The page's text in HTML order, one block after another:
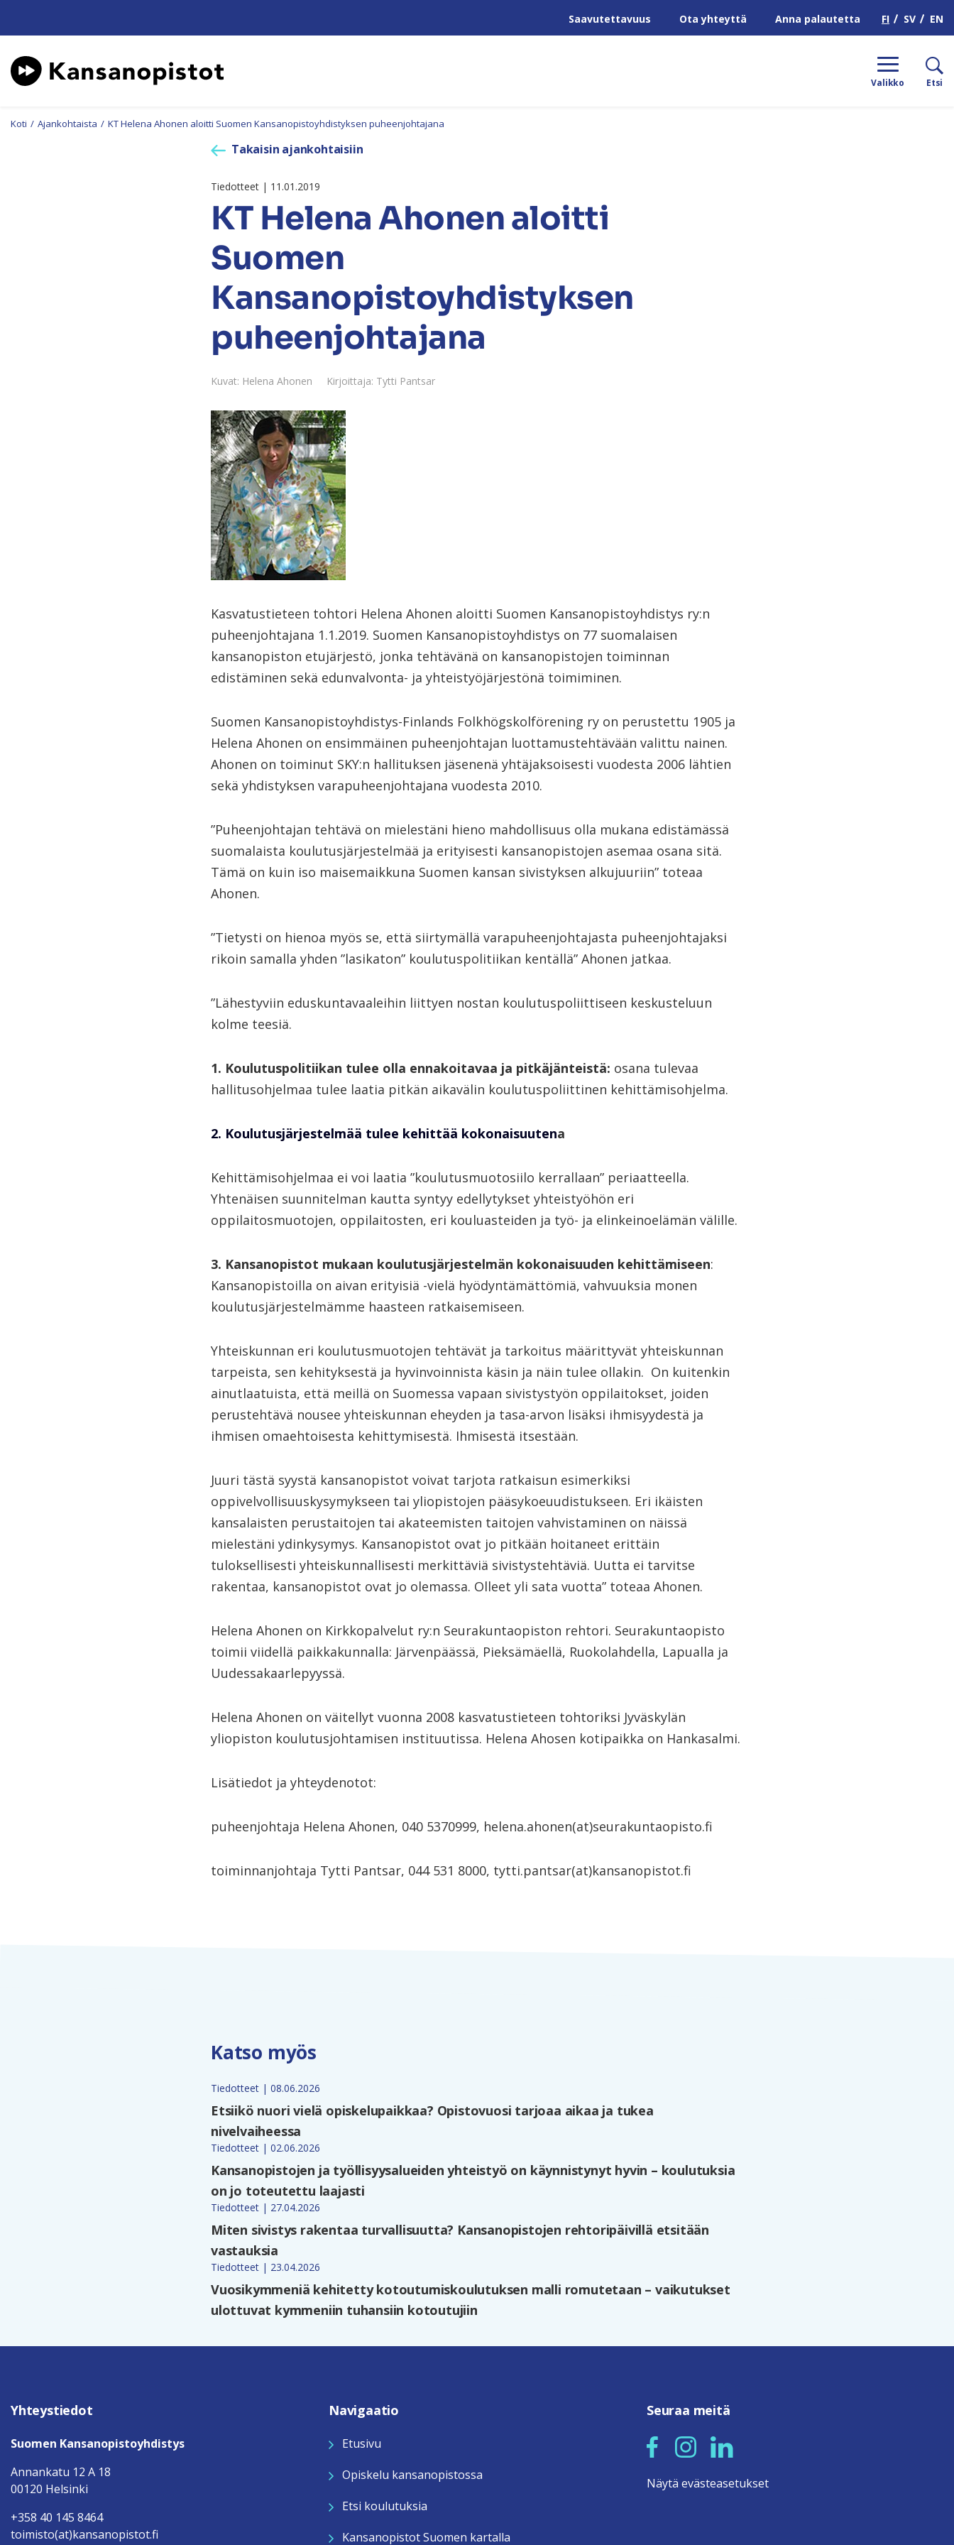
Saavutettavuus Ota yhteyttä Anna palautetta FI SV EN
Valikko Etsi
Koti / Ajankohtaista / KT Helena Ahonen aloitti Suomen Kansanopistoyhdistyksen puheenjohtajana
Takaisin ajankohtaisiin
Tiedotteet | 11.01.2019
KT Helena Ahonen aloitti
Suomen
Kansanopistoyhdistyksen
puheenjohtajana
Kuvat: Helena Ahonen Kirjoittaja: Tytti Pantsar
Kasvatustieteen tohtori Helena Ahonen aloitti Suomen Kansanopistoyhdistys ry:n
puheenjohtajana 1.1.2019. Suomen Kansanopistoyhdistys on 77 suomalaisen
kansanopiston etujärjestö, jonka tehtävänä on kansanopistojen toiminnan
edistäminen sekä edunvalvonta- ja yhteistyöjärjestönä toimiminen.
Suomen Kansanopistoyhdistys-Finlands Folkhögskolförening ry on perustettu 1905 ja
Helena Ahonen on ensimmäinen puheenjohtajan luottamustehtävään valittu nainen.
Ahonen on toiminut SKY:n hallituksen jäsenenä yhtäjaksoisesti vuodesta 2006 lähtien
sekä yhdistyksen varapuheenjohtajana vuodesta 2010.
”Puheenjohtajan tehtävä on mielestäni hieno mahdollisuus olla mukana edistämässä
suomalaista koulutusjärjestelmää ja erityisesti kansanopistojen asemaa osana sitä.
Tämä on kuin iso maisemaikkuna Suomen kansan sivistyksen alkujuuriin” toteaa
Ahonen.
”Tietysti on hienoa myös se, että siirtymällä varapuheenjohtajasta puheenjohtajaksi
rikoin samalla yhden ”lasikaton” koulutuspolitiikan kentällä” Ahonen jatkaa.
”Lähestyviin eduskuntavaaleihin liittyen nostan koulutuspoliittiseen keskusteluun
kolme teesiä.
1. Koulutuspolitiikan tulee olla ennakoitavaa ja pitkäjänteistä: osana tulevaa
hallitusohjelmaa tulee laatia pitkän aikavälin koulutuspoliittinen kehittämisohjelma.
2. Koulutusjärjestelmää tulee kehittää kokonaisuutena
Kehittämisohjelmaa ei voi laatia ”koulutusmuotosiilo kerrallaan” periaatteella.
Yhtenäisen suunnitelman kautta syntyy edellytykset yhteistyöhön eri
oppilaitosmuotojen, oppilaitosten, eri kouluasteiden ja työ- ja elinkeinoelämän välille.
3. Kansanopistot mukaan koulutusjärjestelmän kokonaisuuden kehittämiseen:
Kansanopistoilla on aivan erityisiä -vielä hyödyntämättömiä, vahvuuksia monen
koulutusjärjestelmämme haasteen ratkaisemiseen.
Yhteiskunnan eri koulutusmuotojen tehtävät ja tarkoitus määrittyvät yhteiskunnan
tarpeista, sen kehityksestä ja hyvinvoinnista käsin ja näin tulee ollakin. On kuitenkin
ainutlaatuista, että meillä on Suomessa vapaan sivistystyön oppilaitokset, joiden
perustehtävä nousee yhteiskunnan eheyden ja tasa-arvon lisäksi ihmisyydestä ja
ihmisen omaehtoisesta kehittymisestä. Ihmisestä itsestään.
Juuri tästä syystä kansanopistot voivat tarjota ratkaisun esimerkiksi
oppivelvollisuuskysymykseen tai yliopistojen pääsykoeuudistukseen. Eri ikäisten
kansalaisten perustaitojen tai akateemisten taitojen vahvistaminen on näissä
mielestäni ydinkysymys. Kansanopistot ovat jo pitkään hoitaneet erittäin
tuloksellisesti yhteiskunnallisesti merkittäviä sivistystehtäviä. Uutta ei tarvitse
rakentaa, kansanopistot ovat jo olemassa. Olleet yli sata vuotta” toteaa Ahonen.
Helena Ahonen on Kirkkopalvelut ry:n Seurakuntaopiston rehtori. Seurakuntaopisto
toimii viidellä paikkakunnalla: Järvenpäässä, Pieksämäellä, Ruokolahdella, Lapualla ja
Uudessakaarlepyyssä.
Helena Ahonen on väitellyt vuonna 2008 kasvatustieteen tohtoriksi Jyväskylän
yliopiston koulutusjohtamisen instituutissa. Helena Ahosen kotipaikka on Hankasalmi.
Lisätiedot ja yhteydenotot:
puheenjohtaja Helena Ahonen, 040 5370999, helena.ahonen(at)seurakuntaopisto.fi
toiminnanjohtaja Tytti Pantsar, 044 531 8000, tytti.pantsar(at)kansanopistot.fi
Katso myös
Tiedotteet | 08.06.2026
Etsiikö nuori vielä opiskelupaikkaa? Opistovuosi tarjoaa aikaa ja tukea
nivelvaiheessa
Tiedotteet | 02.06.2026
Kansanopistojen ja työllisyysalueiden yhteistyö on käynnistynyt hyvin – koulutuksia
on jo toteutettu laajasti
Tiedotteet | 27.04.2026
Miten sivistys rakentaa turvallisuutta? Kansanopistojen rehtoripäivillä etsitään
vastauksia
Tiedotteet | 23.04.2026
Vuosikymmeniä kehitetty kotoutumiskoulutuksen malli romutetaan – vaikutukset
ulottuvat kymmeniin tuhansiin kotoutujiin
Yhteystiedot
Suomen Kansanopistoyhdistys
Annankatu 12 A 18
00120 Helsinki
+358 40 145 8464
toimisto(at)kansanopistot.fi
Navigaatio
Etusivu
Opiskelu kansanopistossa
Etsi koulutuksia
Kansanopistot Suomen kartalla
Seuraa meitä
Näytä evästeasetukset